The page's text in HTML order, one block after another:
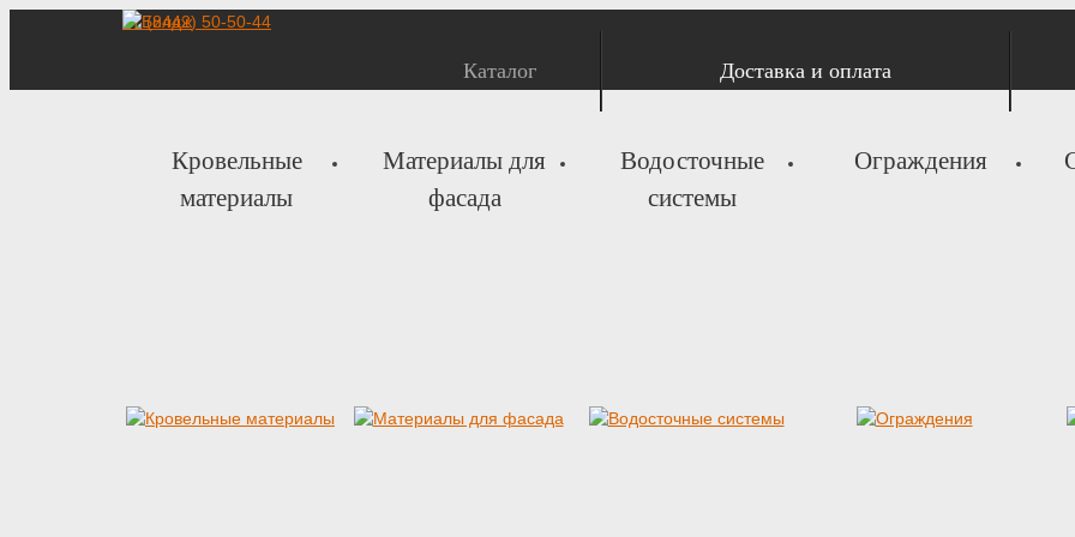
Каталог Доставка и оплата
+7 (8442) 50-50-44
Кровельные
материалы
Материалы для
фасада
Водосточные
системы
Ограждения